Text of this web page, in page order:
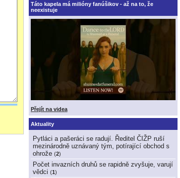
Táto kapela má milióny fanúšikov - až na to, že
neexistuje
Přejít na videa
Aktuality
Pytláci a pašeráci se radují. Ředitel ČIŽP ruší
mezinárodně uznávaný tým, potírající obchod s
ohrože (2)
Počet invazních druhů se rapidně zvyšuje, varují
vědci (1)